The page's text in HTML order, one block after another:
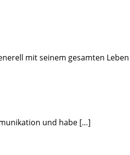
mit seinem gesamten
und habe […]